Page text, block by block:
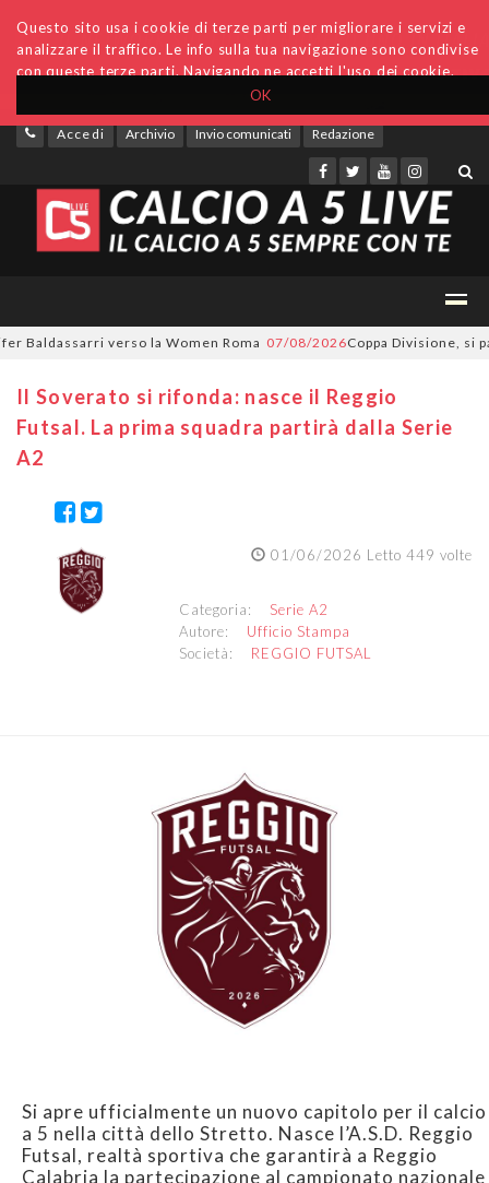
OK
Questo sito usa i cookie di terze parti per migliorare i servizi e
analizzare il traffico. Le info sulla tua navigazione sono condivise
con queste terze parti. Navigando ne accetti l'uso dei cookie.
Accedi Archivio Invio comunicati Redazione
verso la Women Roma 07/08/2026Coppa Divisione, si
Il Soverato si rifonda: nasce il Reggio
Futsal. La prima squadra partirà dalla Serie
A2
01/06/2026 Letto 449 volte
Categoria: Serie A2
Autore: Ufficio Stampa
Società: REGGIO FUTSAL
Si apre ufficialmente un nuovo capitolo per il calcio
a 5 nella città dello Stretto. Nasce l’A.S.D. Reggio
Futsal, realtà sportiva che garantirà a Reggio
Calabria la partecipazione al campionato nazionale